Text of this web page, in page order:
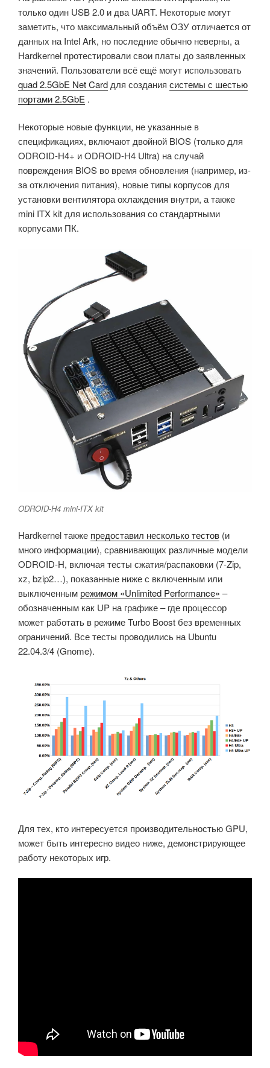
только один USB 2.0 и два UART. Некоторые могут
заметить, что максимальный объём ОЗУ отличается от
данных на Intel Ark, но последние обычно неверны, а
Hardkernel протестировали свои платы до заявленных
значений. Пользователи всё ещё могут использовать
quad 2.5GbE Net Card для создания системы с шестью
портами 2.5GbE .
Некоторые новые функции, не указанные в
спецификациях, включают двойной BIOS (только для
ODROID-H4+ и ODROID-H4 Ultra) на случай
повреждения BIOS во время обновления (например, из-
за отключения питания), новые типы корпусов для
установки вентилятора охлаждения внутри, а также
mini ITX kit для использования со стандартными
корпусами ПК.
ODROID-H4 mini-ITX kit
Hardkernel также предоставил несколько тестов (и
много информации), сравнивающих различные модели
ODROID-H, включая тесты сжатия/распаковки (7-Zip,
xz, bzip2…), показанные ниже с включенным или
выключенным режимом «Unlimited Performance» –
обозначенным как UP на графике – где процессор
может работать в режиме Turbo Boost без временных
ограничений. Все тесты проводились на Ubuntu
22.04.3/4 (Gnome).
Для тех, кто интересуется производительностью GPU,
может быть интересно видео ниже, демонстрирующее
работу некоторых игр.